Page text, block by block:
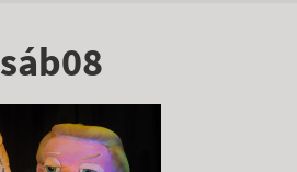
sáb08